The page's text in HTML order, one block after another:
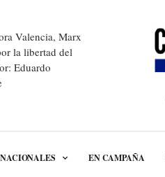
Valencia, Marx
la libertad del
Eduardo
NACIONALES EN CAMPAÑA